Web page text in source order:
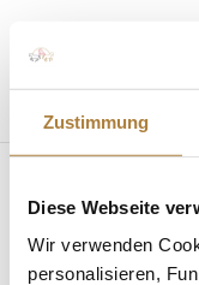
Zustimmung
Diese Webseite
Wir verwenden
personalisieren,
Seite wählen